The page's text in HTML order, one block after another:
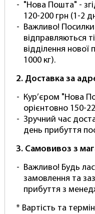
Ширина - 1.5
Довжина (висота)
Товщина -
Щільність - від
справжнього
НЕ буває нижче)
Матеріал - вініл
Поверхня -
покриттям
Колір - світло-
НЕ просто
У комплекті:
Постачається у
Додаткові
протріть
безшовний, без
Комплектація:
"Нова Пошта" -
120-200 грн (1-2
Важливо!
відправляються
відділення
1000 кг).
2. Доставка за
Кур’єром "Нова
орієнтовно 150-
Зручний час
день прибуття
3. Самовивоз з
Важливо! Будь
замовлення та
прибуття з
* Вартість та